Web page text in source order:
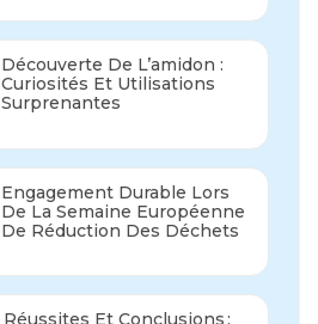
Découverte De L’amidon :
Curiosités Et Utilisations
Surprenantes
Engagement Durable Lors
De La Semaine Européenne
De Réduction Des Déchets
Réussites Et Conclusions :